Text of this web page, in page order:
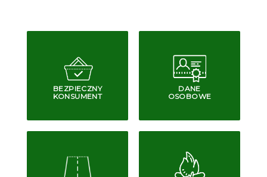
BEZPIECZNY
KONSUMENT
DANE
OSOBOWE